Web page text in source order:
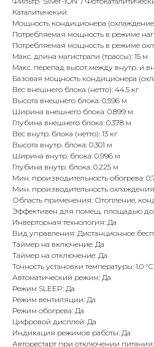
Каталитичекий
Мощность кондиционера
Потребляемая мощность в режиме
Потребляемая мощность в режиме
Макс. длина магистрали (трассы): 15 м
Макс. перепад высот между внутр. и
Базовая мощность кондиционера
Вес внешнего блока (нетто): 44.5 кг
Высота внешнего блока: 0.596 м
Ширина внешнего блока: 0.899 м
Глубина внешнего блока: 0.378 м
Вес внутр. блока (нетто): 13 кг
Высота внутр. блока: 0.301 м
Ширина внутр. блока: 0.996 м
Глубина внутр. блока: 0.225 м
Мин. производительность обогрева:
Мин. производительность
Область применения: Отопление,
Эффективен для помещ. площадью
Инверторная технология: Да
Вид управления: Дистанционное
Таймер на включение: Да
Таймер на отключение: Да
Точность установки температуры: 1,0 °С
Автоматический режим: Да
Режим SLEEP: Да
Режим вентиляции: Да
Режим обогрева: Да
Цифровой дисплей: Да
Индикация режимов работы: Да
Авторестарт при отключении